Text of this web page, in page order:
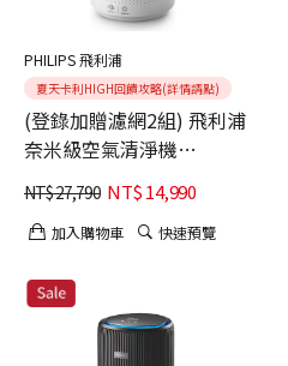
PHILIPS 飛利浦
夏天卡利HIGH回饋攻略(詳情請點)
(登錄加贈濾網2組) 飛利浦
奈米級空氣清淨機
AC3033/86
NT$27,790 NT$14,990
加入購物車 快速預覽